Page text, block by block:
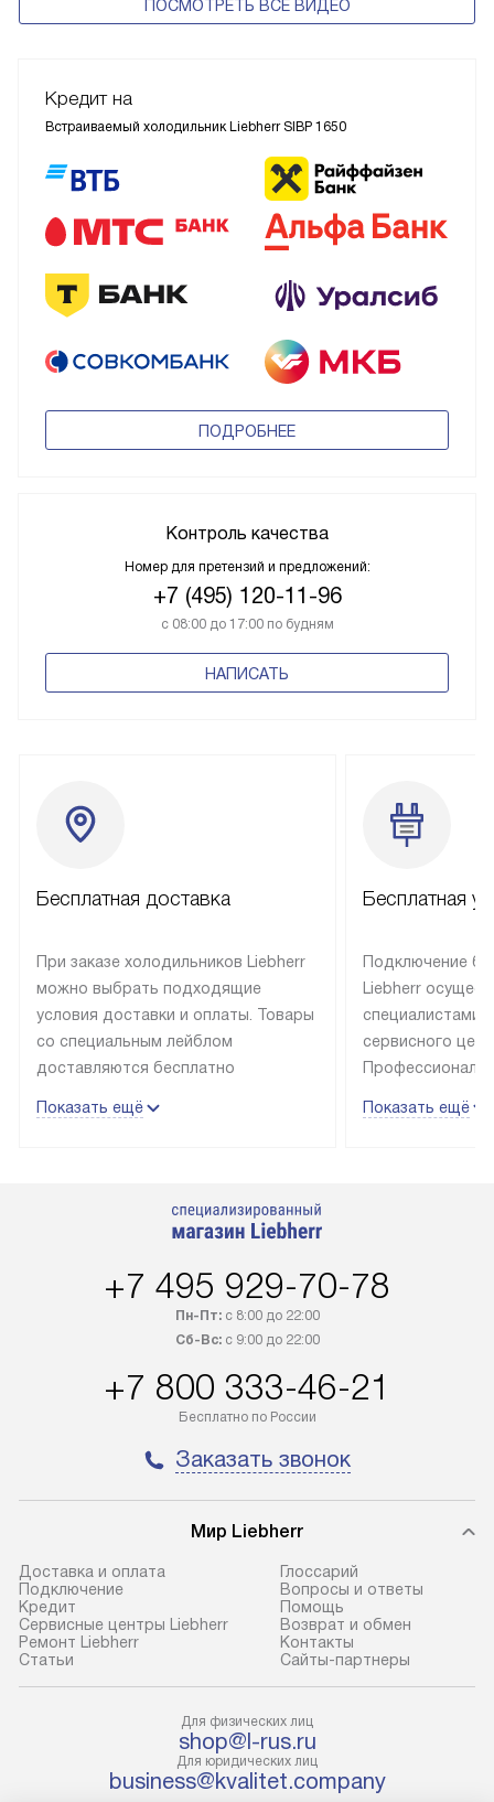
ПОСМОТРЕТЬ ВСЕ ВИДЕО
Кредит на
Встраиваемый холодильник Liebherr SIBP 1650
ПОДРОБНЕЕ
Контроль качества
Номер для претензий и предложений:
+7 (495) 120-11-96
с 08:00 до 17:00 по будням
НАПИСАТЬ
Бесплатная доставка
При заказе холодильников Liebherr
можно выбрать подходящие
условия доставки и оплаты. Товары
со специальным лейблом
доставляются бесплатно
до подъезда, выезд за МКАД
в течение трех дней. Доставка
регионы осуществляется через
100% предоплаты наша компания
до представительства
транспортной компании в городе
условия доставки у менеджера при
В оговоренный день служба
доставки доставит упакованный
прибор до подъезда. Если
требуется переместить прибор
до двери квартиры или до места
установки, пожалуйста,
с менеджером. За данную услугу
взимается дополнительная плата.
Учитывайте габариты прибора, если
Показать ещё
Бесплатная
Подключение
Liebherr
специалистами
сервисного
эксплуатации
Стоимость
обеспечивают
предполагают
холодильников
требующим
наличие крана.
и соединение
Показать ещё
+7 495 929-70-78
Пн-Пт:с 8:00 до 22:00
Сб-Вс:с 9:00 до 22:00
+7 800 333-46-21
Бесплатно по России
Заказать звонок
Мир Liebherr
Доставка и оплата
Подключение
Кредит
Сервисные центры Liebherr
Ремонт Liebherr
Cтатьи
Глоссарий
Вопросы и ответы
Помощь
Возврат и обмен
Контакты
Сайты-партнеры
Для физических лиц
shop@l-rus.ru
Для юридических лиц
business@kvalitet.company